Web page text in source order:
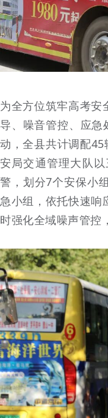
为全方位筑牢高考安
导、噪音管控、应急
动，全县共计调配
安局交通管理大队
警，划分7个安保小
急小组，依托快速响
时强化全域噪声管控